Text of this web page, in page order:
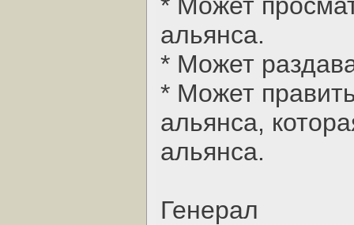
альянса.
* Может
* Может
альянса,
альянса.
Генерал